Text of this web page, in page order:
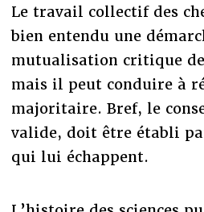
Le travail collectif des
bien entendu une
mutualisation critique
mais il peut conduire à
majoritaire. Bref, le
valide, doit être établi
qui lui échappent.